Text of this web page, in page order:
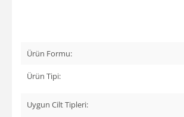
Ürün Formu:
Ürün Tipi:
Uygun Cilt Tipleri: